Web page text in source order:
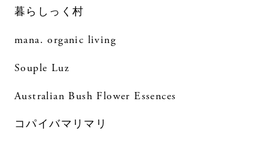
暮らしっく村
mana. organic living
Souple Luz
Australian Bush Flower Essences
コパイバマリマリ